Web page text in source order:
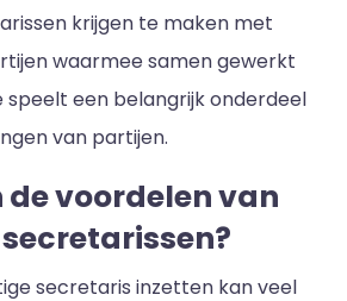
krijgen te maken met
waarmee samen gewerkt
speelt een belangrijk onderdeel
van partijen.
de voordelen van
secretaris inzetten kan veel